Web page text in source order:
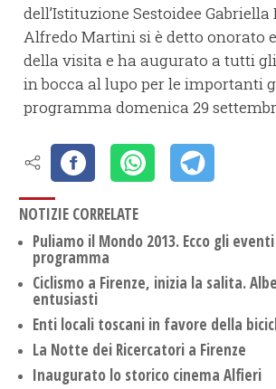
dell’Istituzione Sestoidee Gabriella
Alfredo Martini si è detto onorato
della visita e ha augurato a tutti
in bocca al lupo per le importanti
programma domenica 29
NOTIZIE CORRELATE
Puliamo il Mondo 2013. Ecco gli
programma
Ciclismo a Firenze, inizia la salita.
entusiasti
Enti locali toscani in favore della
La Notte dei Ricercatori a Firenze
Inaugurato lo storico cinema Alfieri